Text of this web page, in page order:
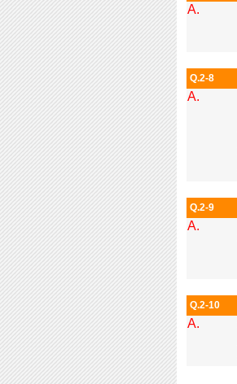
A.
Q.2-8
A.
Q.2-9
A.
Q.2-10
A.